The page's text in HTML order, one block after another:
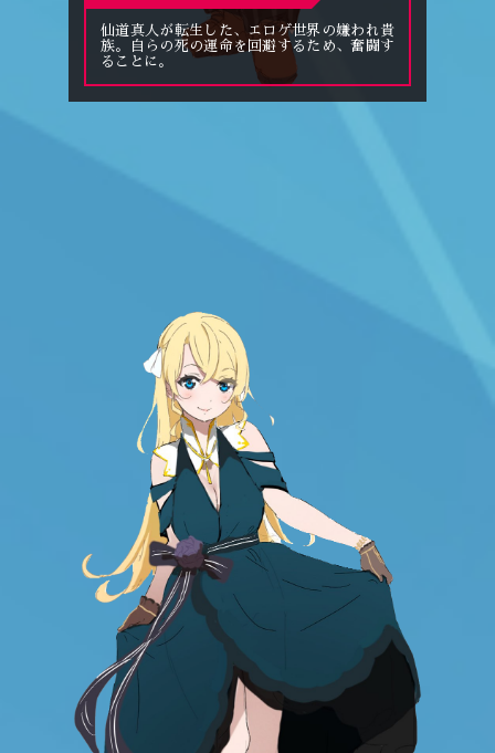
仙道真人が転生した、エロゲ世界の嫌われ貴
族。自らの死の運命を回避するため、奮闘す
ることに。